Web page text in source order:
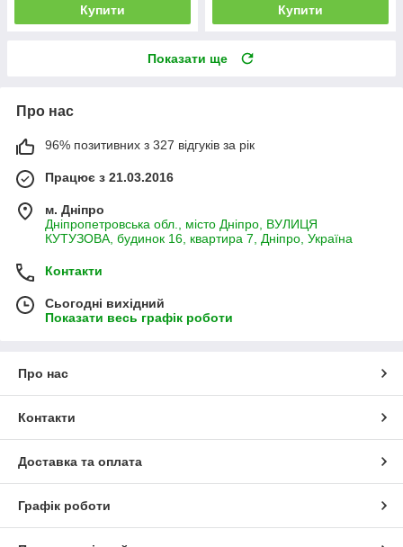
Купити Купити
Показати ще
Про нас
96% позитивних з 327 відгуків за рік
Працює з 21.03.2016
м. Дніпро
Дніпропетровська обл., місто Дніпро, ВУЛИЦЯ
КУТУЗОВА, будинок 16, квартира 7, Дніпро, Україна
Контакти
Сьогодні вихідний
Показати весь графік роботи
Про нас
Контакти
Доставка та оплата
Графік роботи